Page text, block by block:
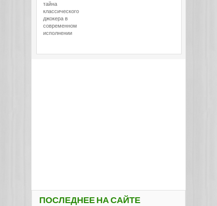
тайна
классического
джокера в
современном
исполнении
ПОСЛЕДНЕЕ НА САЙТЕ